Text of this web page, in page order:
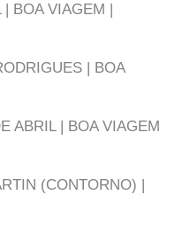
| BOA VIAGEM |
| BOA
ABRIL | BOA VIAGEM
(CONTORNO) |